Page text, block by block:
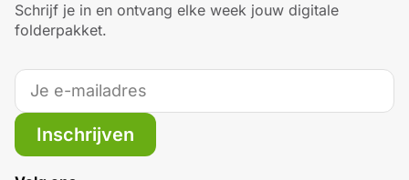
Schrijf je in en ontvang elke week jouw digitale
folderpakket.
Inschrijven